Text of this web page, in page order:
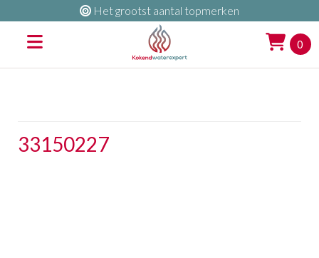
Het grootst aantal topmerken
0
33150227